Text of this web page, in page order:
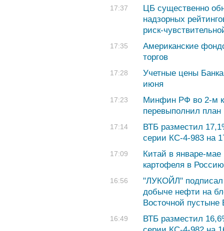
17:37
ЦБ существенно
надзорных
риск-
17:35
Американские
торгов
17:28
Учетные цены
июня
17:23
Минфин РФ во 2-м
перевыполнил
17:14
ВТБ разместил
серии КС-4-983 на
17:09
Китай в январе-мае
картофеля в Россию
16:56
"ЛУКОЙЛ" подписал
добыче нефти на
Восточной пустыне
16:49
ВТБ разместил